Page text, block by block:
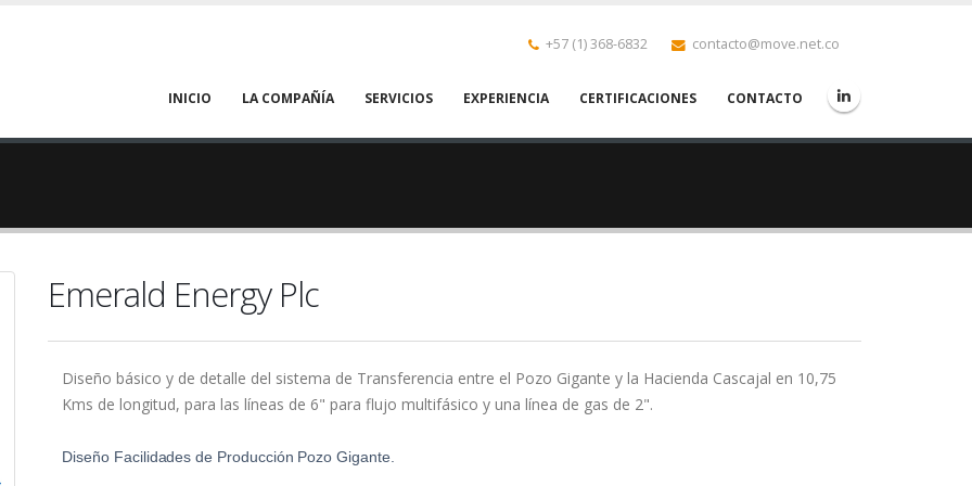
+57 (1) 368-6832 contacto@move.net.co
Main
navigation
INICIO LA COMPAÑÍA SERVICIOS EXPERIENCIA CERTIFICACIONES CONTACTO
Emerald Energy Plc
Diseño básico y de detalle del sistema de Transferencia entre el Pozo Gigante y la Hacienda Cascajal en 10,75
Kms de longitud, para las líneas de 6" para flujo multifásico y una línea de gas de 2".
Diseño Facilidadesde Producción Pozo Gigante.